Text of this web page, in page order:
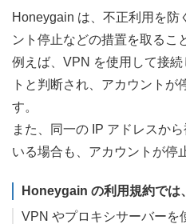
Honeygain は、不正利用を防
ント停止などの措置を取るこ
例えば、VPN を使用して接
トと判断され、アカウントが
す。
また、同一の IP アドレスか
いる場合も、アカウントが停
Honeygain の利用規約では、
VPN やプロキシサーバーを